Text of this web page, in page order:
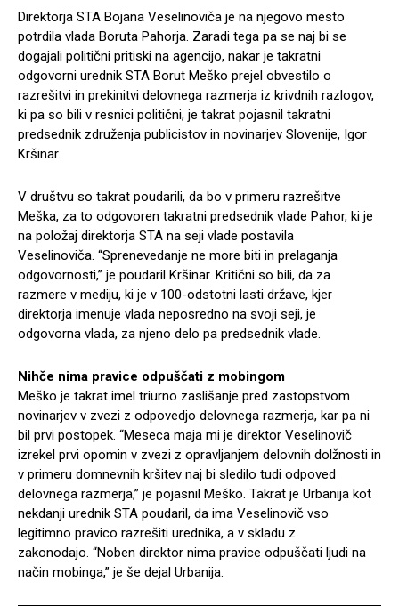
Direktorja STA Bojana Veselinoviča je na njegovo mesto
potrdila vlada Boruta Pahorja. Zaradi tega pa se naj bi se
dogajali politični pritiski na agencijo, nakar je takratni
odgovorni urednik STA Borut Meško prejel obvestilo o
razrešitvi in prekinitvi delovnega razmerja iz krivdnih razlogov,
ki pa so bili v resnici politični, je takrat pojasnil takratni
predsednik združenja publicistov in novinarjev Slovenije, Igor
Kršinar.
V društvu so takrat poudarili, da bo v primeru razrešitve
Meška, za to odgovoren takratni predsednik vlade Pahor, ki je
na položaj direktorja STA na seji vlade postavila
Veselinoviča. “Sprenevedanje ne more biti in prelaganja
odgovornosti,” je poudaril Kršinar. Kritični so bili, da za
razmere v mediju, ki je v 100-odstotni lasti države, kjer
direktorja imenuje vlada neposredno na svoji seji, je
odgovorna vlada, za njeno delo pa predsednik vlade.
Nihče nima pravice odpuščati z mobingom
Meško je takrat imel triurno zaslišanje pred zastopstvom
novinarjev v zvezi z odpovedjo delovnega razmerja, kar pa ni
bil prvi postopek. “Meseca maja mi je direktor Veselinovič
izrekel prvi opomin v zvezi z opravljanjem delovnih dolžnosti in
v primeru domnevnih kršitev naj bi sledilo tudi odpoved
delovnega razmerja,” je pojasnil Meško. Takrat je Urbanija kot
nekdanji urednik STA poudaril, da ima Veselinovič vso
legitimno pravico razrešiti urednika, a v skladu z
zakonodajo. “Noben direktor nima pravice odpuščati ljudi na
način mobinga,” je še dejal Urbanija.